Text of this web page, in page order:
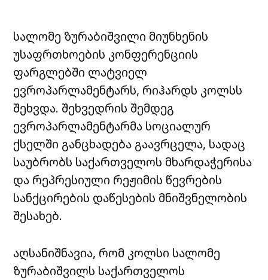
სალომე ზურაბიშვილი მიუნხენის
უსაფრთხოების კონფერენციის
ფარგლებში ლატვიელ
ევროპარლამენტარს, რიჰარდს კოლსს
შეხვდა. შეხვედრის შემდეგ
ევროპარლამენტარმა სოციალურ
ქსელში განცხადება გაავრცელა, სადაც
საუბრობს საქართველოს მხარდაჭერისა
და რეპრესიული რეჟიმის წევრების
სანქცირების დაწესების მნიშვნელობის
შესახებ.
აღსანიშნავია, რომ კოლსი სალომე
ზურაბიშვილს საქართველოს